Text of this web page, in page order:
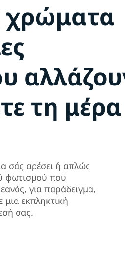
χρώματα
τη μέρα
σάς αρέσει ή απλώς
φωτισμού που
για παράδειγμα,
εκπληκτική
σας.